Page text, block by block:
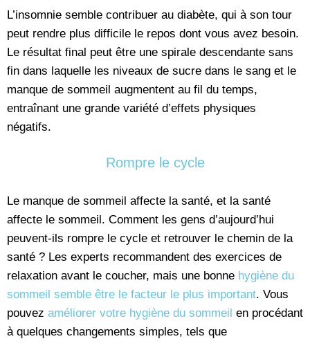
L’insomnie semble contribuer au diabète, qui à son tour
peut rendre plus difficile le repos dont vous avez besoin.
Le résultat final peut être une spirale descendante sans
fin dans laquelle les niveaux de sucre dans le sang et le
manque de sommeil augmentent au fil du temps,
entraînant une grande variété d’effets physiques
négatifs.
Rompre le cycle
Le manque de sommeil affecte la santé, et la santé
affecte le sommeil. Comment les gens d’aujourd’hui
peuvent-ils rompre le cycle et retrouver le chemin de la
santé ? Les experts recommandent des exercices de
relaxation avant le coucher, mais une bonne hygiène du
sommeil semble être le facteur le plus important. Vous
pouvez améliorer votre hygiène du sommeil en procédant
à quelques changements simples, tels que